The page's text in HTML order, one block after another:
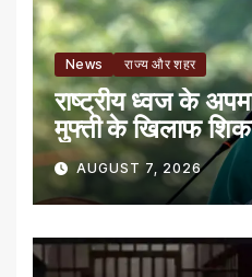
News राज्य और शहर
राष्ट्रीय ध्वज के
मुफ्ती के खिलाफ
AUGUST 7, 2026